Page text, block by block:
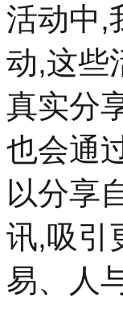
活动中,
动,这些
真实分
也会通
以分享
讯,吸引
易、人